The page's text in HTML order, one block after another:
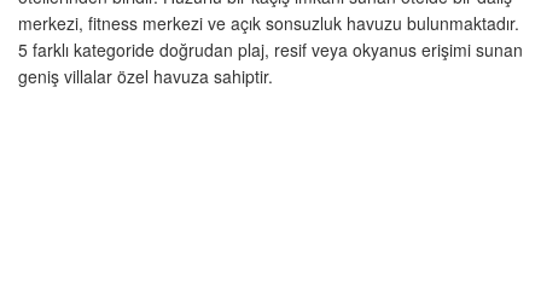
merkezi, fitness merkezi ve açık sonsuzluk havuzu bulunmaktadır.
5 farklı kategoride doğrudan plaj, resif veya okyanus erişimi sunan
geniş villalar özel havuza sahiptir.